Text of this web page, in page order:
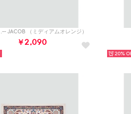
JACOB （ミディアムオレンジ）
￥2,090
20%